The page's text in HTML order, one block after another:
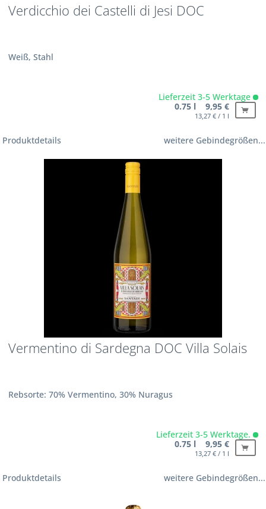
Verdicchio dei Castelli di Jesi DOC
Weiß, Stahl
Lieferzeit 3-5 Werktage
0.75 l 9,95 €
13,27 € / 1 l
Produktdetails weitere Gebindegrößen...
Vermentino di Sardegna DOC Villa Solais
Rebsorte: 70% Vermentino, 30% Nuragus
Lieferzeit 3-5 Werktage.
0.75 l 9,95 €
13,27 € / 1 l
Produktdetails weitere Gebindegrößen...